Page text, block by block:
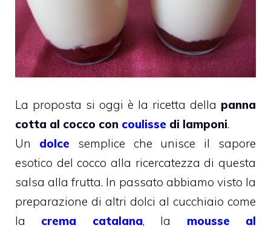
La proposta si oggi è la ricetta della panna
cotta al cocco con coulisse di lamponi.
Un dolce semplice che unisce il sapore
esotico del cocco alla ricercatezza di questa
salsa alla frutta. In passato abbiamo visto la
preparazione di altri dolci al cucchiaio come
la crema catalana, la mousse al